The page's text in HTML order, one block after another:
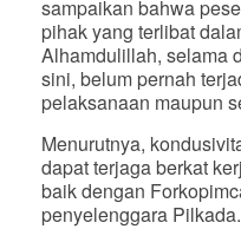
sampaikan bahwa
pihak yang terlibat
Alhamdulillah, selama
sini, belum pernah
pelaksanaan maupun
Menurutnya,
dapat terjaga berkat
baik dengan
penyelenggara Pilkada.